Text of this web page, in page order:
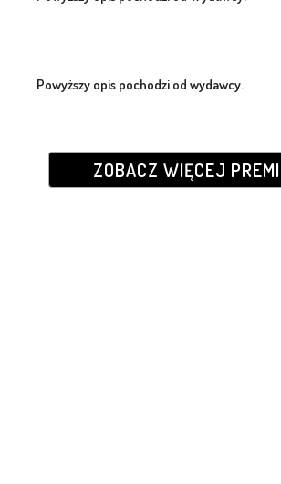
Powyższy opis pochodzi od wydawcy.
ZOBACZ WIĘCEJ